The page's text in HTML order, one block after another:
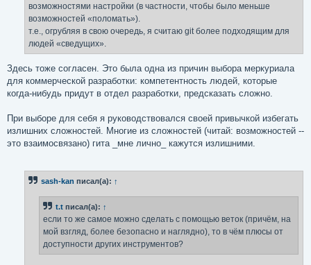
возможностями настройки (в частности, чтобы было меньше
возможностей «поломать»).
т.е., огрубляя в свою очередь, я считаю git более подходящим для
людей «сведущих».
Здесь тоже согласен. Это была одна из причин выбора меркуриала
для коммерческой разработки: компетентность людей, которые
когда-нибудь придут в отдел разработки, предсказать сложно.
При выборе для себя я руководствовался своей привычкой избегать
излишних сложностей. Многие из сложностей (читай: возможностей --
это взаимосвязано) гита _мне лично_ кажутся излишними.
sash-kan писал(а): ↑
t.t писал(а): ↑
если то же самое можно сделать с помощью веток (причём, на
мой взгляд, более безопасно и наглядно), то в чём плюсы от
доступности других инструментов?